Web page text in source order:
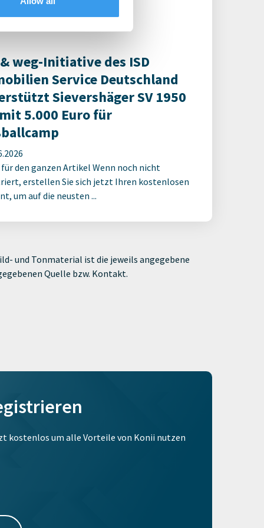
weg-Initiative des ISD
Service Deutschland
Sievershäger SV 1950
mit 5.000 Euro für
den ganzen Artikel Wenn noch nicht
erstellen Sie sich jetzt Ihren kostenlosen
um auf die neusten ...
und Tonmaterial ist die jeweils angegebene
Quelle bzw. Kontakt.
kostenlos um alle Vorteile von Konii nutzen